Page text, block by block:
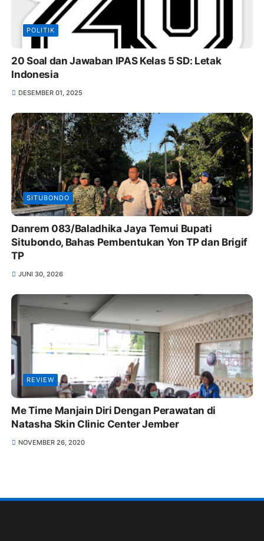
POLITIK
20 Soal dan Jawaban IPAS Kelas 5 SD: Letak
Indonesia
DESEMBER 01, 2025
SITUBONDO
Danrem 083/Baladhika Jaya Temui Bupati
Situbondo, Bahas Pembentukan Yon TP dan Brigif
TP
JUNI 30, 2026
REVIEW
Me Time Manjain Diri Dengan Perawatan di
Natasha Skin Clinic Center Jember
NOVEMBER 26, 2020